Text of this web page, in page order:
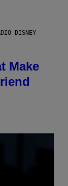
DISNEY
Make